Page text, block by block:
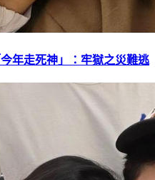
年走死神」：牢獄之災難逃